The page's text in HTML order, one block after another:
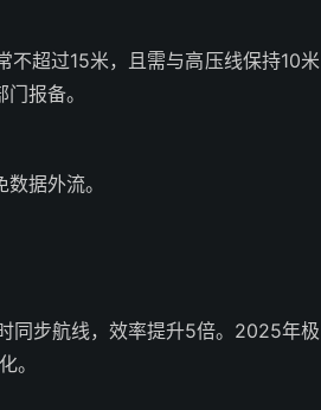
不超过15米，且需与高压线保持10米
报备。
据外流。
同步航线，效率提升5倍。2025年极
。